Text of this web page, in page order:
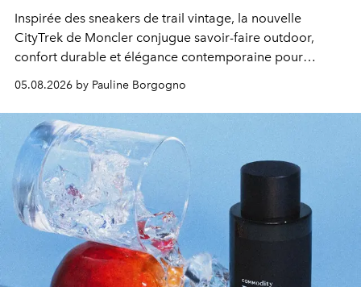
Inspirée des sneakers de trail vintage, la nouvelle
CityTrek de Moncler conjugue savoir-faire outdoor,
confort durable et élégance contemporaine pour
05.08.2026 by Pauline Borgogno